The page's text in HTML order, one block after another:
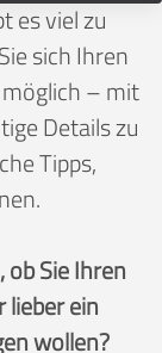
es viel zu
sich Ihren
– mit
Details zu
Tipps,
Sie Ihren
lieber ein
wollen?